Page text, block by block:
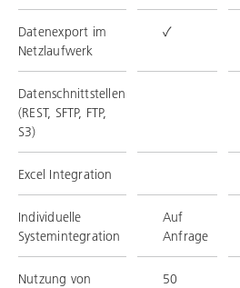
Datenexport im
Netzlaufwerk
✓
Datenschnittstellen
(REST, SFTP, FTP,
S3)
Excel Integration
Individuelle
Systemintegration
Auf
Anfrage
Nutzung von
50